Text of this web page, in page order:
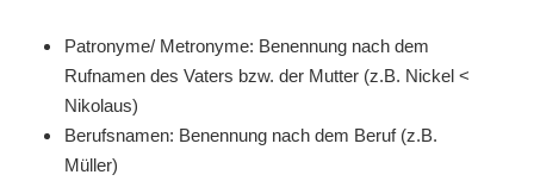
Patronyme/ Metronyme: Benennung nach dem
Rufnamen des Vaters bzw. der Mutter (z.B. Nickel <
Nikolaus)
Berufsnamen: Benennung nach dem Beruf (z.B.
Müller)